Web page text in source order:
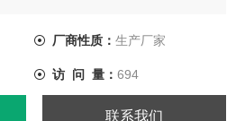
厂商性质： 生产厂家
访 问 量： 694
联系我们